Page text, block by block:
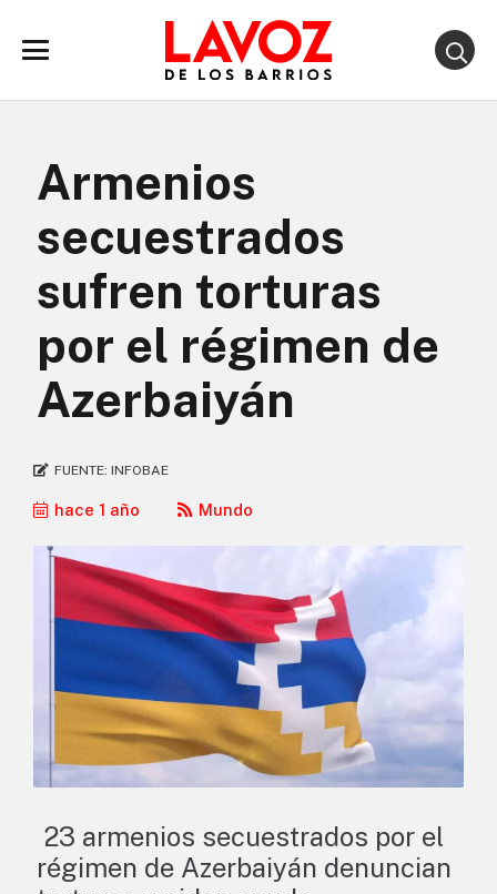
Armenios
secuestrados
sufren torturas
por el régimen de
Azerbaiyán
FUENTE: INFOBAE
hace 1 año Mundo
23 armenios secuestrados por el
régimen de Azerbaiyán denuncian